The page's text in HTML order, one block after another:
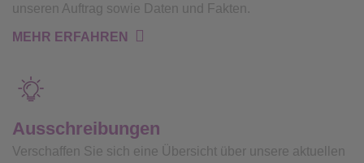
unseren Auftrag sowie Daten und Fakten.
MEHR ERFAHREN
Ausschreibungen
Verschaffen Sie sich eine Übersicht über unsere aktuellen